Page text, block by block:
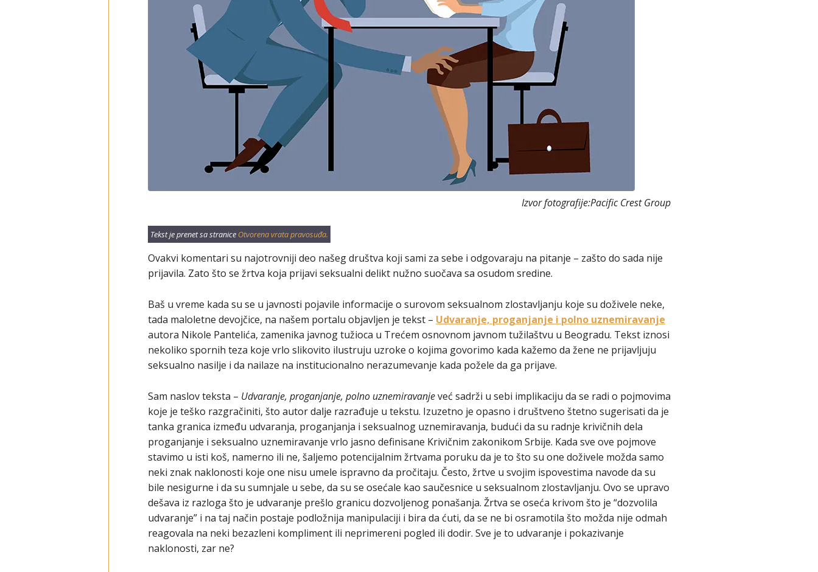
Izvor fotografije:Pacific Crest Group
Tekst je prenet sa stranice Otvorena vrata pravosuđa.
Ovakvi komentari su najotrovniji deo našeg društva koji sami za sebe i odgovaraju na pitanje – zašto do sada nije
prijavila. Zato što se žrtva koja prijavi seksualni delikt nužno suočava sa osudom sredine.
Baš u vreme kada su se u javnosti pojavile informacije o surovom seksualnom zlostavljanju koje su doživele neke,
tada maloletne devojčice, na našem portalu objavljen je tekst – Udvaranje, proganjanje i polno uznemiravanje
autora Nikole Pantelića, zamenika javnog tužioca u Trećem osnovnom javnom tužilaštvu u Beogradu. Tekst iznosi
nekoliko spornih teza koje vrlo slikovito ilustruju uzroke o kojima govorimo kada kažemo da žene ne prijavljuju
seksualno nasilje i da nailaze na institucionalno nerazumevanje kada požele da ga prijave.
Sam naslov teksta – Udvaranje, proganjanje, polno uznemiravanjeveć sadrži u sebi implikaciju da se radi o pojmovima
koje je teško razgračiniti, što autor dalje razrađuje u tekstu. Izuzetno je opasno i društveno štetno sugerisati da je
tanka granica između udvaranja, proganjanja i seksualnog uznemiravanja, budući da su radnje krivičnih dela
proganjanje i seksualno uznemiravanje vrlo jasno definisane Krivičnim zakonikom Srbije. Kada sve ove pojmove
stavimo u isti koš, namerno ili ne, šaljemo potencijalnim žrtvama poruku da je to što su one doživele možda samo
neki znak naklonosti koje one nisu umele ispravno da pročitaju. Često, žrtve u svojim ispovestima navode da su
bile nesigurne i da su sumnjale u sebe, da su se osećale kao saučesnice u seksualnom zlostavljanju. Ovo se upravo
dešava iz razloga što je udvaranje prešlo granicu dozvoljenog ponašanja. Žrtva se oseća krivom što je “dozvolila
udvaranje” i na taj način postaje podložnija manipulaciji i bira da ćuti, da se ne bi osramotila što možda nije odmah
reagovala na neki bezazleni kompliment ili neprimereni pogled ili dodir. Sve je to udvaranje i pokazivanje
naklonosti, zar ne?